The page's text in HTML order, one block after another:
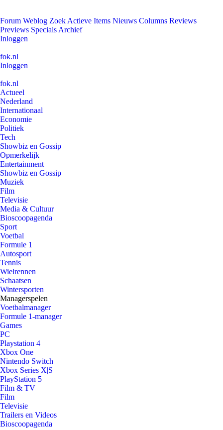
Forum Weblog Zoek Actieve Items Nieuws Columns Reviews
Previews Specials Archief
Inloggen
fok.nl
Inloggen
fok.nl
Actueel
Nederland
Internationaal
Economie
Politiek
Tech
Showbiz en Gossip
Opmerkelijk
Entertainment
Showbiz en Gossip
Muziek
Film
Televisie
Media & Cultuur
Bioscoopagenda
Sport
Voetbal
Formule 1
Autosport
Tennis
Wielrennen
Schaatsen
Wintersporten
Managerspelen
Voetbalmanager
Formule 1-manager
Games
PC
Playstation 4
Xbox One
Nintendo Switch
Xbox Series X|S
PlayStation 5
Film & TV
Film
Televisie
Trailers en Videos
Bioscoopagenda